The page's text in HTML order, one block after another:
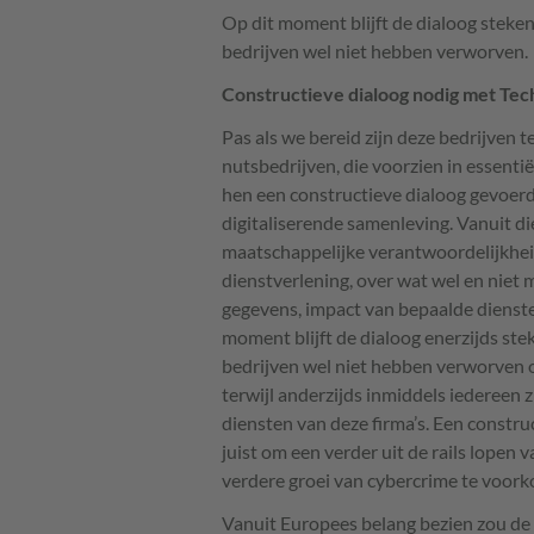
Op dit moment blijft de dialoog
bedrijven wel niet hebben verworven.
Constructieve dialoog nodig met
Pas als we bereid zijn deze bedrijven
nutsbedrijven, die voorzien in
hen een constructieve dialoog
digitaliserende samenleving. Vanuit
maatschappelijke
dienstverlening, over wat wel en niet
gegevens, impact van bepaalde
moment blijft de dialoog enerzijds
bedrijven wel niet hebben verworven
terwijl anderzijds inmiddels iedereen
diensten van deze firma’s. Een
juist om een verder uit de rails lopen
verdere groei van cybercrime te
Vanuit Europees belang bezien zou